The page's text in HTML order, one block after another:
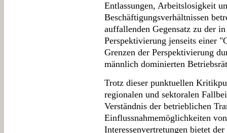
Entlassungen, Arbeitslosigkeit
Beschäftigungsverhältnissen
auffallenden Gegensatz zu der
Perspektivierung jenseits einer
Grenzen der Perspektivierung
männlich dominierten
Trotz dieser punktuellen
regionalen und sektoralen
Verständnis der betrieblichen
Einflussnahmemöglichkeiten
Interessenvertretungen bietet